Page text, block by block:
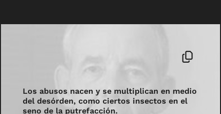
Los abusos nacen y se multiplican en medio
del desórden, como ciertos insectos en el
seno de la putrefacción.